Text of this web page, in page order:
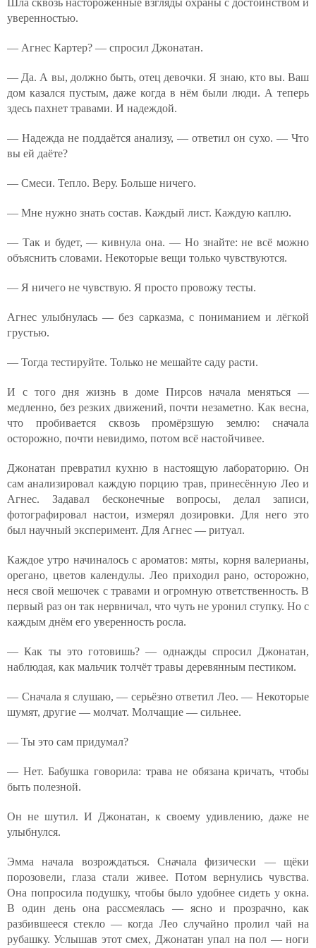
Шла сквозь настороженные взгляды охраны с достоинством и
уверенностью.
— Агнес Картер? — спросил Джонатан.
— Да. А вы, должно быть, отец девочки. Я знаю, кто вы. Ваш
дом казался пустым, даже когда в нём были люди. А теперь
здесь пахнет травами. И надеждой.
— Надежда не поддаётся анализу, — ответил он сухо. — Что
вы ей даёте?
— Смеси. Тепло. Веру. Больше ничего.
— Мне нужно знать состав. Каждый лист. Каждую каплю.
— Так и будет, — кивнула она. — Но знайте: не всё можно
объяснить словами. Некоторые вещи только чувствуются.
— Я ничего не чувствую. Я просто провожу тесты.
Агнес улыбнулась — без сарказма, с пониманием и лёгкой
грустью.
— Тогда тестируйте. Только не мешайте саду расти.
И с того дня жизнь в доме Пирсов начала меняться —
медленно, без резких движений, почти незаметно. Как весна,
что пробивается сквозь промёрзшую землю: сначала
осторожно, почти невидимо, потом всё настойчивее.
Джонатан превратил кухню в настоящую лабораторию. Он
сам анализировал каждую порцию трав, принесённую Лео и
Агнес. Задавал бесконечные вопросы, делал записи,
фотографировал настои, измерял дозировки. Для него это
был научный эксперимент. Для Агнес — ритуал.
Каждое утро начиналось с ароматов: мяты, корня валерианы,
орегано, цветов календулы. Лео приходил рано, осторожно,
неся свой мешочек с травами и огромную ответственность. В
первый раз он так нервничал, что чуть не уронил ступку. Но с
каждым днём его уверенность росла.
— Как ты это готовишь? — однажды спросил Джонатан,
наблюдая, как мальчик толчёт травы деревянным пестиком.
— Сначала я слушаю, — серьёзно ответил Лео. — Некоторые
шумят, другие — молчат. Молчащие — сильнее.
— Ты это сам придумал?
— Нет. Бабушка говорила: трава не обязана кричать, чтобы
быть полезной.
Он не шутил. И Джонатан, к своему удивлению, даже не
улыбнулся.
Эмма начала возрождаться. Сначала физически — щёки
порозовели, глаза стали живее. Потом вернулись чувства.
Она попросила подушку, чтобы было удобнее сидеть у окна.
В один день она рассмеялась — ясно и прозрачно, как
разбившееся стекло — когда Лео случайно пролил чай на
рубашку. Услышав этот смех, Джонатан упал на пол — ноги